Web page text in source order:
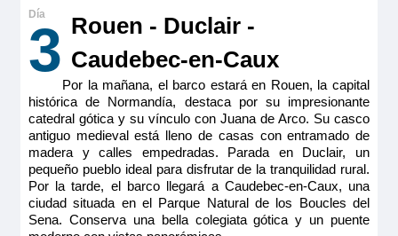
3 Rouen - Duclair -
Caudebec-en-Caux
Por la mañana, el barco estará en Rouen, la capital
histórica de Normandía, destaca por su impresionante
catedral gótica y su vínculo con Juana de Arco. Su casco
antiguo medieval está lleno de casas con entramado de
madera y calles empedradas. Parada en Duclair, un
pequeño pueblo ideal para disfrutar de la tranquilidad rural.
Por la tarde, el barco llegará a Caudebec-en-Caux, una
ciudad situada en el Parque Natural de los Boucles del
Sena. Conserva una bella colegiata gótica y un puente